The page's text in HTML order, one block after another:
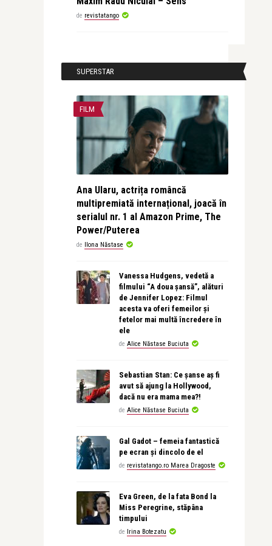
de revistatango
SUPERSTAR
FILM
Ana Ularu, actrița româncă
multipremiată internațional, joacă în
serialul nr. 1 al Amazon Prime, The
Power/Puterea
de Ilona Năstase
Vanessa Hudgens, vedetă a
filmului “A doua șansă”, alături
de Jennifer Lopez: Filmul
acesta va oferi femeilor și
fetelor mai multă încredere în
ele
de Alice Năstase Buciuta
Sebastian Stan: Ce șanse aș fi
avut să ajung la Hollywood,
dacă nu era mama mea?!
de Alice Năstase Buciuta
Gal Gadot – femeia fantastică
pe ecran și dincolo de el
de revistatango.ro Marea Dragoste
Eva Green, de la fata Bond la
Miss Peregrine, stăpâna
timpului
de Irina Botezatu